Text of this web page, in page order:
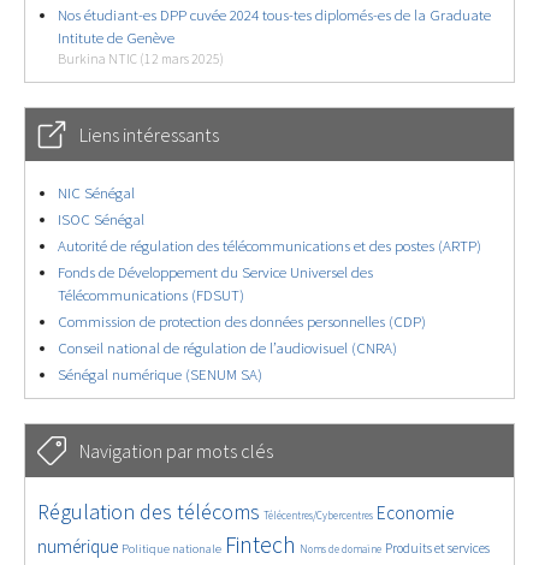
Nos étudiant-es DPP cuvée 2024 tous-tes diplomés-es de la Graduate
Intitute de Genève
Burkina NTIC (12 mars 2025)
Liens intéressants
NIC Sénégal
ISOC Sénégal
Autorité de régulation des télécommunications et des postes (ARTP)
Fonds de Développement du Service Universel des
Télécommunications (FDSUT)
Commission de protection des données personnelles (CDP)
Conseil national de régulation de l’audiovisuel (CNRA)
Sénégal numérique (SENUM SA)
Navigation par mots clés
2287/2789
Régulation des télécoms
174/2789 Télécentres/Cybercentres
1851/2789
Economie
numérique
941/2789 Politique nationale
2581/2789 Fintech
332/2789 Noms de domaine
1164/2789 Produits et services
754/2789